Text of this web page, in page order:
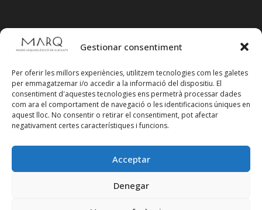
Gestionar consentiment
Per oferir les millors experiències, utilitzem tecnologies com les galetes
per emmagatzemar i/o accedir a la informació del dispositiu. El
consentiment d'aquestes tecnologies ens permetrà processar dades
com ara el comportament de navegació o les identificacions úniques en
aquest lloc. No consentir o retirar el consentiment, pot afectar
negativament certes característiques i funcions.
Acceptar
Denegar
Segueix-nos en xarxes socials